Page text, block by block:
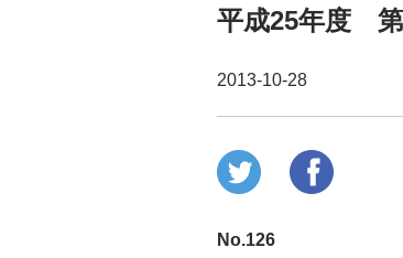
平成25年度 第
2013-10-28
No.126